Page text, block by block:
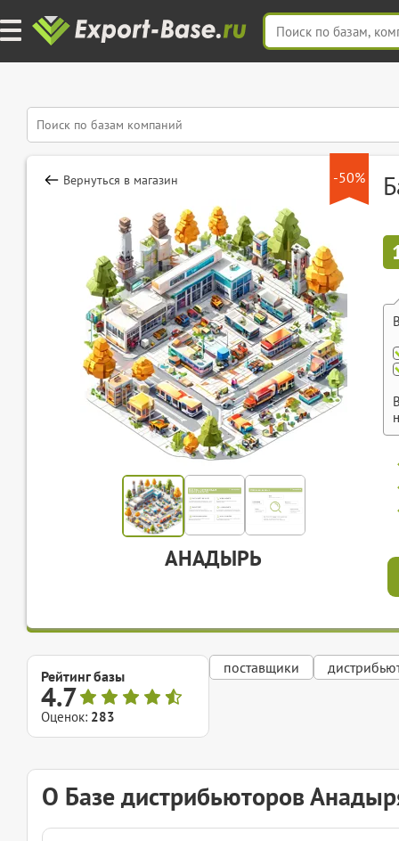
-50%
Вернуться в магазин
АНАДЫРЬ
Рейтинг базы
4.7
Оценок: 283
поставщики
О Базе дистрибьюторов